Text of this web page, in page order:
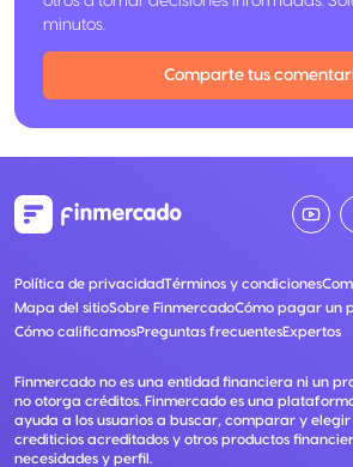
minutos.
Comparte tus
Política de privacidadTérminos y condiciones
Mapa del sitioSobre FinmercadoCómo pagar un
Cómo calificamosPreguntas frecuentesExpertos
Finmercado no es una entidad financiera ni un
no otorga créditos. Finmercado es una
ayuda a los usuarios a buscar, comparar y elegir
crediticios acreditados y otros productos
necesidades y perfil.